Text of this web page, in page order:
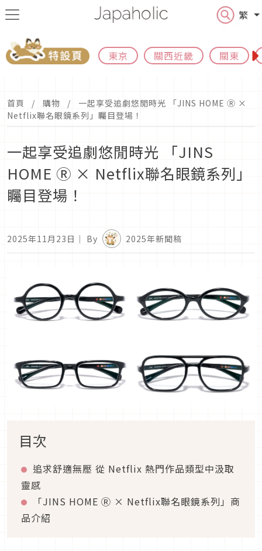
繁
東京 關西近畿 關東
首頁 購物
一起享受追劇悠閒時光 「JINS HOME Ⓡ ×
Netflix聯名眼鏡系列」矚目登場！
一起享受追劇悠閒時光 「JINS
HOME Ⓡ × Netflix聯名眼鏡系列」
矚目登場！
2025年11月23日 ｜ By 2025年新聞稿
目次
追求舒適無壓 從 Netflix 熱門作品類型中汲取
靈感
「JINS HOME Ⓡ × Netflix聯名眼鏡系列」商
品介紹